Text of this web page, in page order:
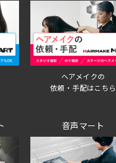
ヘアメイクの
依頼・手配はこちら
音声マート